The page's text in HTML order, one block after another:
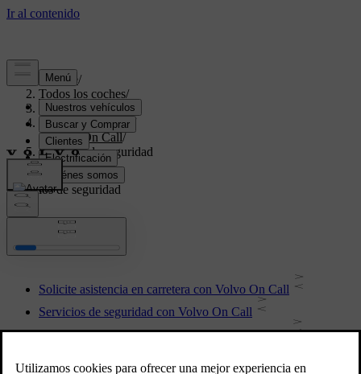
Soporte/
Todos los coches/
V70 2016 /
Manual de usuario
Volvo On Call/
Servicios de seguridad
Servicios de seguridad
Solicite asistencia en carretera con Volvo On Call
Servicios de seguridad con Volvo On Call
Servicio manual de seguridad con Volvo On Call